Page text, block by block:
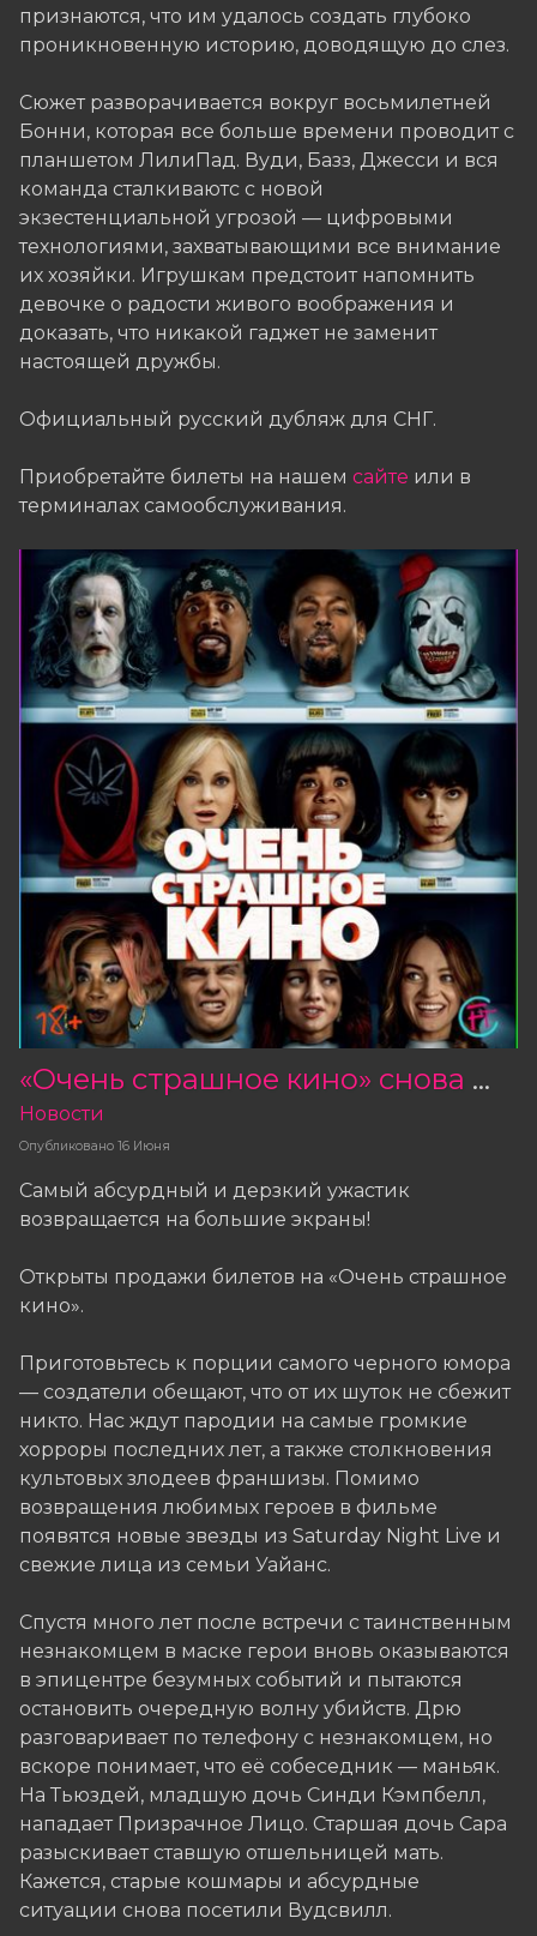
признаются, что им удалось создать глубоко
проникновенную историю, доводящую до слез.
Сюжет разворачивается вокруг восьмилетней
Бонни, которая все больше времени проводит с
планшетом ЛилиПад. Вуди, Базз, Джесси и вся
команда сталкиваютс с новой
экзестенциальной угрозой — цифровыми
технологиями, захватывающими все внимание
их хозяйки. Игрушкам предстоит напомнить
девочке о радости живого воображения и
доказать, что никакой гаджет не заменит
настоящей дружбы.
Официальный русский дубляж для СНГ.
Приобретайте билеты на нашем сайте или в
терминалах самообслуживания.
«Очень страшное кино» снова на больших экранах
Опубликовано 16 Июня
Новости
Самый абсурдный и дерзкий ужастик
возвращается на большие экраны!
Открыты продажи билетов на «Очень страшное
кино».
Приготовьтесь к порции самого черного юмора
— создатели обещают, что от их шуток не сбежит
никто. Нас ждут пародии на самые громкие
хорроры последних лет, а также столкновения
культовых злодеев франшизы. Помимо
возвращения любимых героев в фильме
появятся новые звезды из Saturday Night Live и
свежие лица из семьи Уайанс.
Спустя много лет после встречи с таинственным
незнакомцем в маске герои вновь оказываются
в эпицентре безумных событий и пытаются
остановить очередную волну убийств. Дрю
разговаривает по телефону с незнакомцем, но
вскоре понимает, что её собеседник — маньяк.
На Тьюздей, младшую дочь Синди Кэмпбелл,
нападает Призрачное Лицо. Старшая дочь Сара
разыскивает ставшую отшельницей мать.
Кажется, старые кошмары и абсурдные
ситуации снова посетили Вудсвилл.